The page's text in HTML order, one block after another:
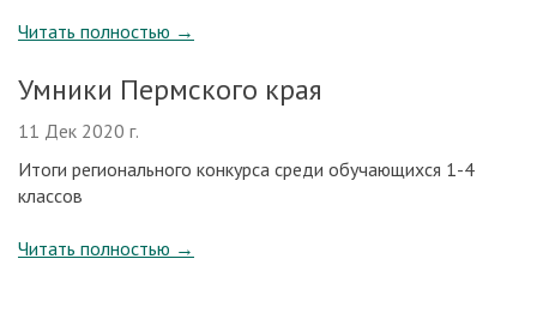
Читать полностью →
Умники Пермского края
11 Дек 2020 г.
Итоги регионального конкурса среди обучающихся 1-4
классов
Читать полностью →